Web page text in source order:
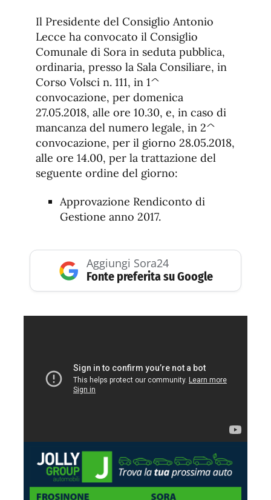
de
fuente
de
fuente.
Il Presidente del Consiglio Antonio
Lecce ha convocato il Consiglio
Comunale di Sora in seduta pubblica,
ordinaria, presso la Sala Consiliare, in
Corso Volsci n. 111, in 1^
convocazione, per domenica
27.05.2018, alle ore 10.30, e, in caso di
mancanza del numero legale, in 2^
convocazione, per il giorno 28.05.2018,
alle ore 14.00, per la trattazione del
seguente ordine del giorno:
Approvazione Rendiconto di
Gestione anno 2017.
Aggiungi Sora24
Fonte preferita su Google